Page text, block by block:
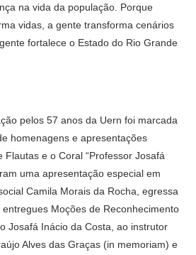
na vida da população. Porque
vidas, a gente transforma cenários
fortalece o Estado do Rio Grande
pelos 57 anos da Uern foi marcada
homenagens e apresentações
Flautas e o Coral “Professor Josafá
uma apresentação especial em
Camila Morais da Rocha, egressa
Moções de Reconhecimento
Josafá Inácio da Costa, ao instrutor
Alves das Graças (in memoriam) e